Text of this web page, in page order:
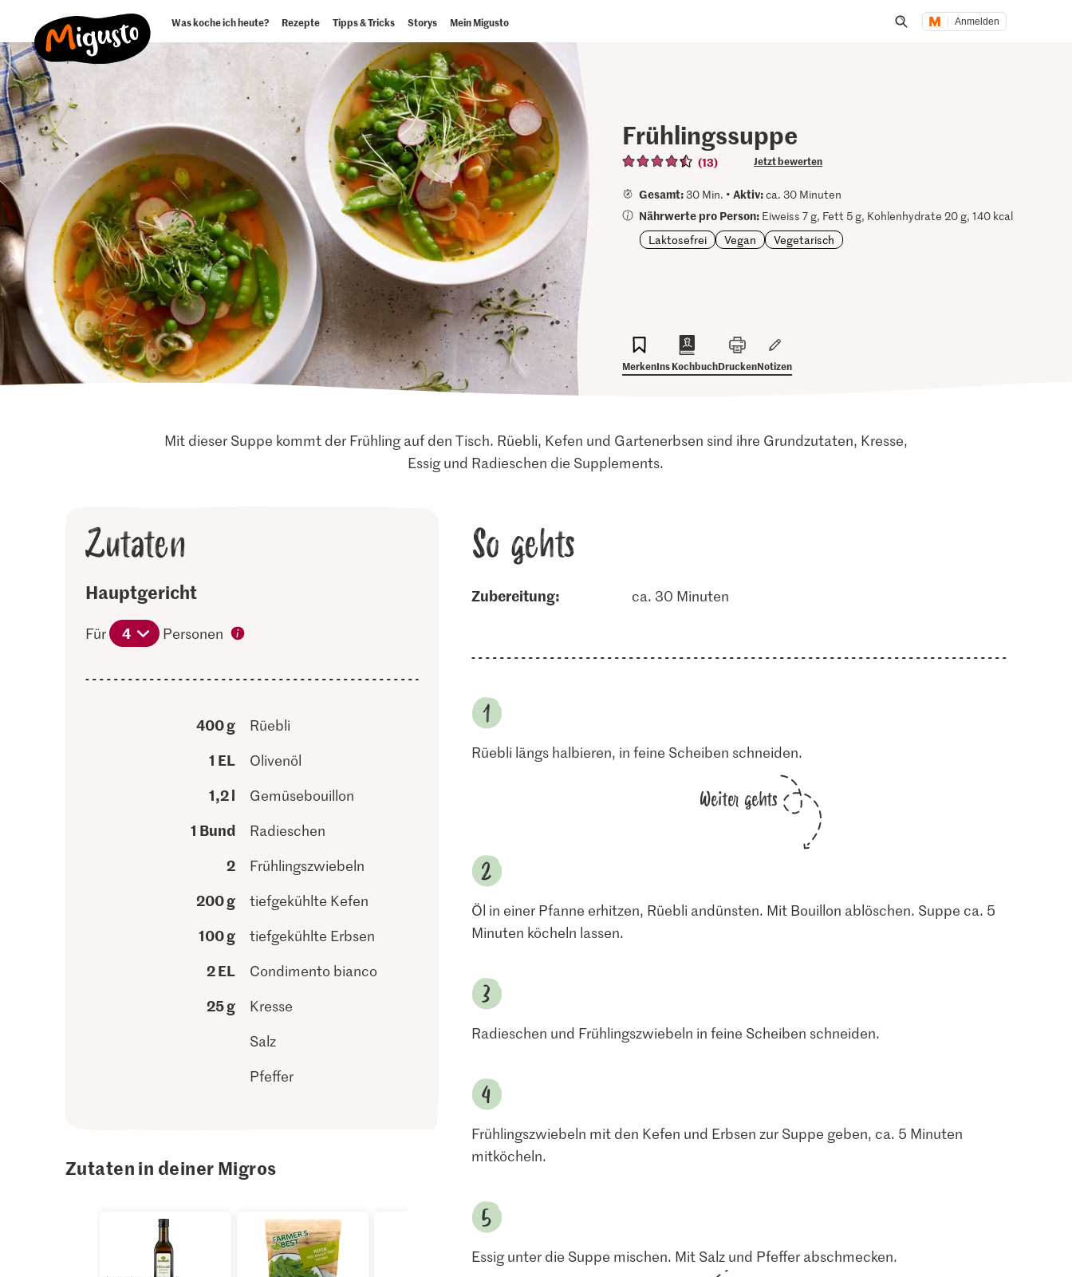
Was koche ich heute? Rezepte Tipps & Tricks Storys Mein Migusto Anmelden
Frühlingssuppe
(13) Jetzt bewerten
Gesamt: 30 Min. •Aktiv:ca. 30 Minuten
Nährwerte pro Person: Eiweiss 7 g, Fett 5 g, Kohlenhydrate 20 g, 140 kcal
Laktosefrei
Vegan Vegetarisch
MerkenIns KochbuchDruckenNotizen
Mit dieser Suppe kommt der Frühling auf den Tisch. Rüebli, Kefen und Gartenerbsen sind ihre Grundzutaten, Kresse,
Essig und Radieschen die Supplements.
Zutaten
Hauptgericht
Für 4 Personen
400 g Rüebli
1 EL Olivenöl
1,2 l Gemüsebouillon
1 Bund Radieschen
2 Frühlingszwiebeln
200 g tiefgekühlte Kefen
100 g tiefgekühlte Erbsen
2 EL Condimento bianco
25 g
Kresse
Salz
Pfeffer
Zutaten in deiner Migros
So gehts
Zubereitung: ca. 30 Minuten
Rüebli längs halbieren, in feine Scheiben schneiden.
Weiter gehts
Öl in einer Pfanne erhitzen, Rüebli andünsten. Mit Bouillon ablöschen. Suppe ca. 5
Minuten köcheln lassen.
Radieschen und Frühlingszwiebeln in feine Scheiben schneiden.
Frühlingszwiebeln mit den Kefen und Erbsen zur Suppe geben, ca. 5 Minuten
mitköcheln.
Essig unter die Suppe mischen. Mit Salz und Pfeffer abschmecken.